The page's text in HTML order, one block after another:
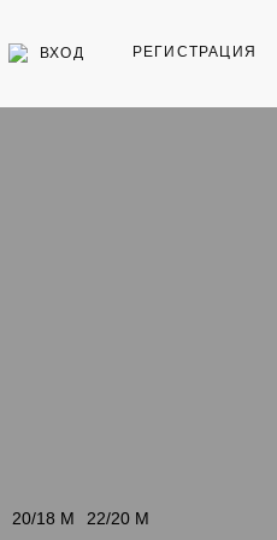
ВХОД РЕГИСТРАЦИЯ
20/18 M 22/20 M